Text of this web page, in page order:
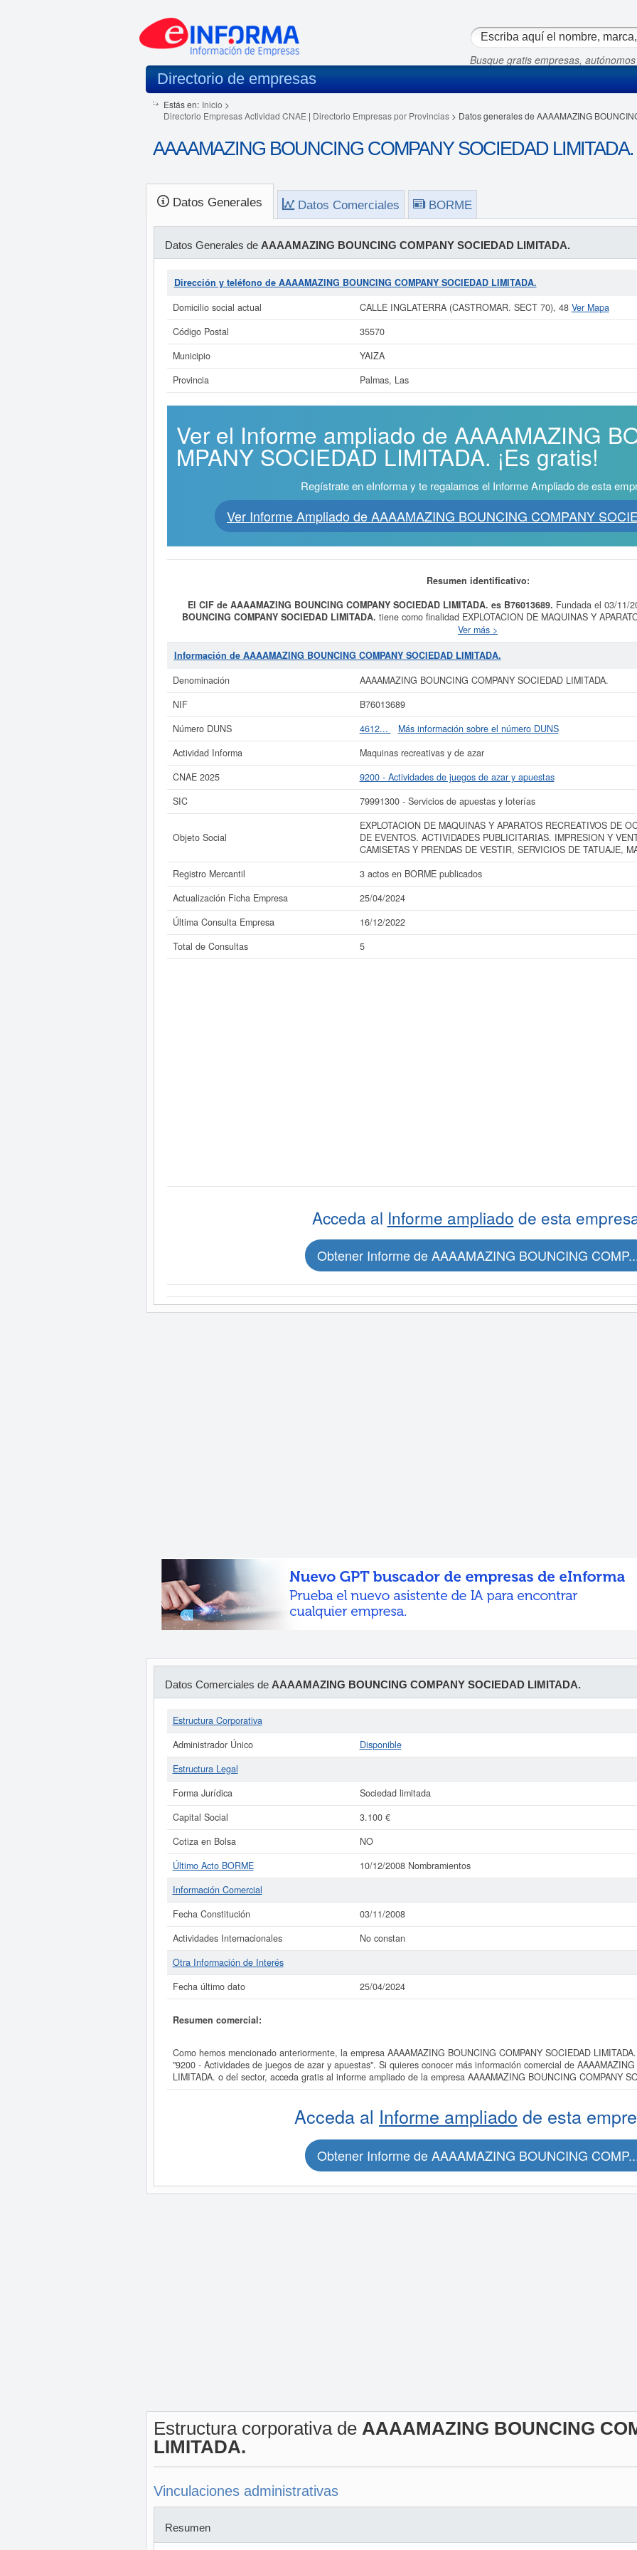
Busque gratis empresas,
Directorio de empresas
Estás en: Inicio >
Directorio Empresas Actividad CNAE | Directorio Empresas por Provincias> Datos generales de AAAAMAZING
AAAAMAZING BOUNCING COMPANY SOCIEDAD LIMITADA.
Datos Generales Datos Comerciales BORME
Datos Generales de AAAAMAZING BOUNCING COMPANY SOCIEDAD LIMITADA.
Dirección y teléfono de AAAAMAZING BOUNCING COMPANY SOCIEDAD LIMITADA.
Domicilio social actual
CALLE INGLATERRA (CASTROMAR. SECT 70), 48 Ver Mapa
Código Postal
35570
Municipio
YAIZA
Provincia
Palmas, Las
Ver el Informe ampliado de AAAAMAZING
MPANY SOCIEDAD LIMITADA. ¡Es gratis!
Regístrate en eInforma y te regalamos el Informe Ampliado de esta
Ver Informe Ampliado de AAAAMAZING BOUNCING COMPANY
Resumen identificativo:
El CIF de AAAAMAZING BOUNCING COMPANY SOCIEDAD LIMITADA. es B76013689. Fundada el 03/11/
BOUNCING COMPANY SOCIEDAD LIMITADA. tiene como finalidad EXPLOTACION DE MAQUINAS Y
FERIA. ORGANIZACION DE EVENTOS. ACTIVIDADES PUBLICITARIAS. IMPRESION Y VENTA AL POR
PRENDAS DE VESTIR, SERVICIOS DE TATUAJE, MAQUIL. Su categoría CNAE es 9200 - Actividades de juegos
clasificación del Sistema Internacional de Clasificación de empresas corresponde al número 79991300.
subvenciones para esta empresa y otras similares en esta misma página. El rango del capital social es de 0 a
Si está interesado en conocer más datos de la empresa AAAAMAZING BOUNCING COMPANY SOCIEDAD
a este Informe ampliado
de AAAAMAZING BOUNCING COMPANY SOCIEDAD LIMITADA. y consultar los
los balances y cuentas de resultados disponibles.
La última actualización del informe de empresa se ha realizado el 25/04/2024.
Ver más >
Información de AAAAMAZING BOUNCING COMPANY SOCIEDAD LIMITADA.
Denominación
AAAAMAZING BOUNCING COMPANY SOCIEDAD LIMITADA.
NIF
B76013689
Número DUNS
4612...
Más información sobre el número DUNS
Actividad Informa
Maquinas recreativas y de azar
CNAE 2025
9200 - Actividades de juegos de azar y apuestas
SIC
79991300 - Servicios de apuestas y loterías
Objeto Social
EXPLOTACION DE MAQUINAS Y APARATOS RECREATIVOS DE
DE EVENTOS. ACTIVIDADES PUBLICITARIAS. IMPRESION Y
CAMISETAS Y PRENDAS DE VESTIR, SERVICIOS DE TATUAJE,
Registro Mercantil
3 actos en BORME publicados
Actualización Ficha Empresa
25/04/2024
Última Consulta Empresa
16/12/2022
Total de Consultas
5
Acceda al Informe ampliado de esta
Obtener Informe de AAAAMAZING BOUNCING
Datos Comerciales de AAAAMAZING BOUNCING COMPANY SOCIEDAD LIMITADA.
Estructura Corporativa
Administrador Único
Disponible
Estructura Legal
Forma Jurídica
Sociedad limitada
Capital Social
3.100 €
Cotiza en Bolsa
NO
Último Acto BORME
10/12/2008 Nombramientos
Información Comercial
Fecha Constitución
03/11/2008
Actividades Internacionales
No constan
Otra Información de Interés
Fecha último dato
25/04/2024
Resumen comercial:
Como hemos mencionado anteriormente, la empresa AAAAMAZING BOUNCING COMPANY SOCIEDAD
"9200 - Actividades de juegos de azar y apuestas". Si quieres conocer más información comercial de
LIMITADA. o del sector, acceda gratis al informe ampliado de la empresa AAAAMAZING BOUNCING COMPANY
Acceda al Informe ampliado de esta
Obtener Informe de AAAAMAZING BOUNCING
Estructura corporativa de AAAAMAZING BOUNCING
LIMITADA.
Vinculaciones administrativas
Resumen